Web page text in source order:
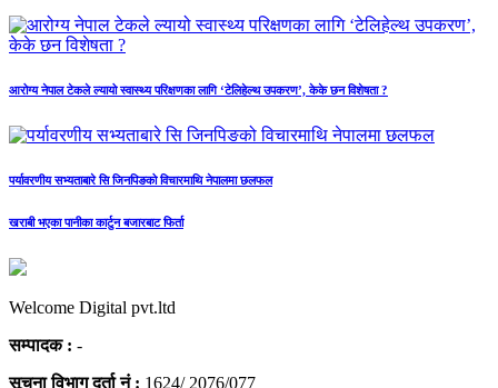
आरोग्य नेपाल टेकले ल्यायो स्वास्थ्य परिक्षणका लागि ‘टेलिहेल्थ उपकरण’, केके छन विशेषता ?
पर्यावरणीय सभ्यताबारे सि जिनपिङको विचारमाथि नेपालमा छलफल
खराबी भएका पानीका कार्टुन बजारबाट फिर्ता
Welcome Digital pvt.ltd
सम्पादक : -
सूचना विभाग दर्ता नं : 1624/ 2076/077